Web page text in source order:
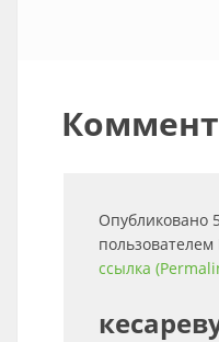
Опубликовано
пользователем
ссылка